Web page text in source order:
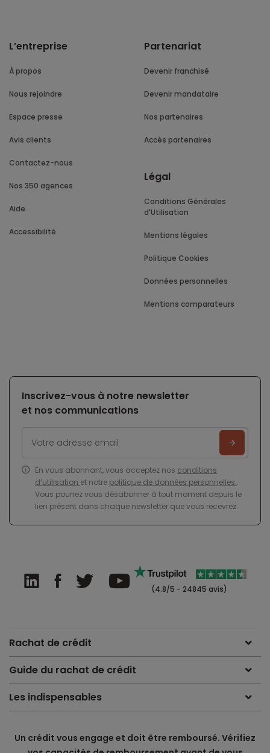
L’entreprise
À propos
Nous rejoindre
Espace presse
Avis clients
Contactez-nous
Nos 350 agences
Aide
Accessibilité
Partenariat
Devenir franchisé
Devenir mandataire
Nos partenaires
Accès partenaires
Légal
Conditions Générales
d'Utilisation
Mentions légales
Politique Cookies
Données personnelles
Mentions comparateurs
Inscrivez-vous à notre newsletter
et nos communications
En vous abonnant, vous acceptez nos conditions
d’utilisation et notre politique de données personnelles .
Vous pourrez vous désabonner à tout moment depuis le
lien présent dans chaque newsletter que vous recevrez.
(4.8/5 - 24845 avis)
Rachat de crédit
Guide du rachat de crédit
Les indispensables
Un crédit vous engage et doit être remboursé. Vérifiez